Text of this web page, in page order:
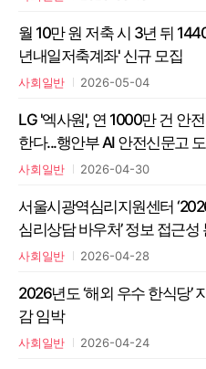
월 10만 원 저축 시 3년 뒤
년내일저축계좌' 신규 모집
사회일반 2026-05-04
LG '엑사원', 연 1000만 건 안
한다...행안부 AI 안전신문고
사회일반 2026-04-30
서울시광역심리지원센터
심리상담 바우처’ 정보 접근성
사회일반 2026-04-28
2026년도 ‘해외 우수 한식당’
감 임박
사회일반 2026-04-24